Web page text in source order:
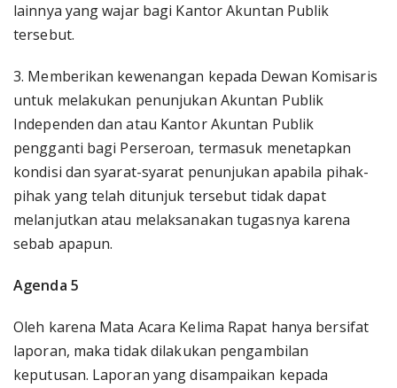
lainnya yang wajar bagi Kantor Akuntan Publik
tersebut.
3. Memberikan kewenangan kepada Dewan Komisaris
untuk melakukan penunjukan Akuntan Publik
Independen dan atau Kantor Akuntan Publik
pengganti bagi Perseroan, termasuk menetapkan
kondisi dan syarat-syarat penunjukan apabila pihak-
pihak yang telah ditunjuk tersebut tidak dapat
melanjutkan atau melaksanakan tugasnya karena
sebab apapun.
Agenda 5
Oleh karena Mata Acara Kelima Rapat hanya bersifat
laporan, maka tidak dilakukan pengambilan
keputusan. Laporan yang disampaikan kepada